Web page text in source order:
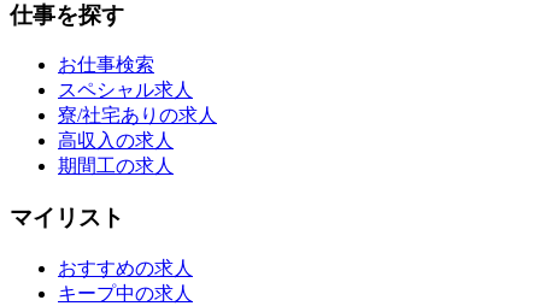
仕事を探す
お仕事検索
スペシャル求人
寮/社宅ありの求人
高収入の求人
期間工の求人
マイリスト
おすすめの求人
キープ中の求人